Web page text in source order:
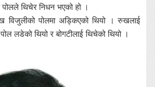
थिचेर निधन भएको हो ।
विजुलीको पोलमा अड्किएको थियो । रुखलाई
लडेको थियो र बोगटीलाई थिचेको थियो ।